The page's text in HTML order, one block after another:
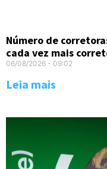
Número de
cada vez mais
06/08/2026 09:02
Leia mais